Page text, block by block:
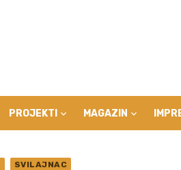
PROJEKTI MAGAZIN
SVILAJNAC